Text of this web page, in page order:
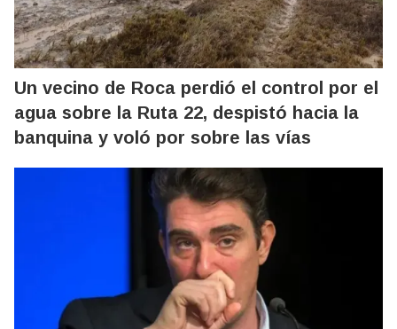
Un vecino de Roca perdió el control por el
agua sobre la Ruta 22, despistó hacia la
banquina y voló por sobre las vías